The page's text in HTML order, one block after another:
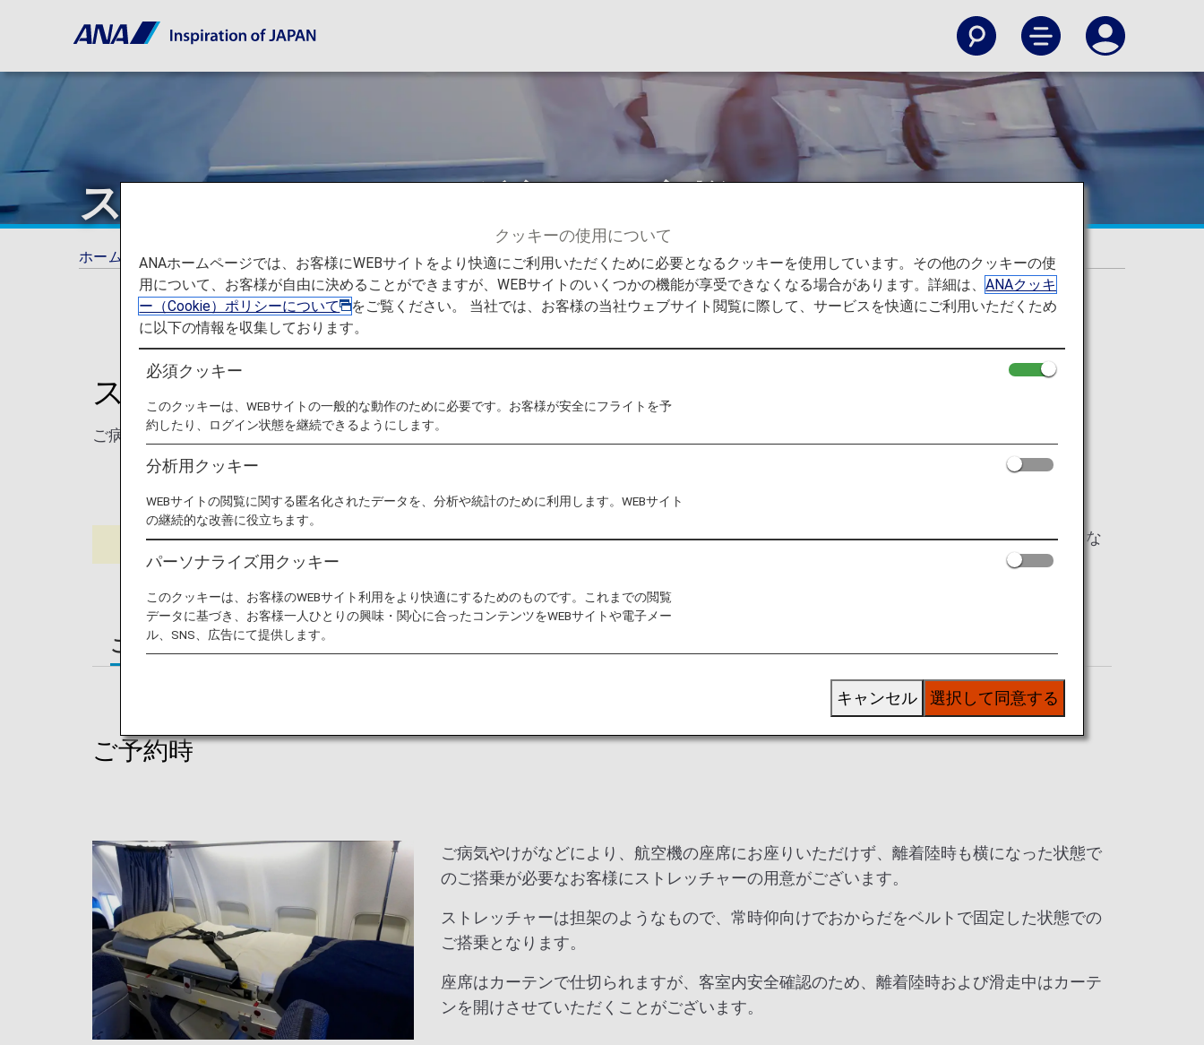
ストレッチャーをご希望のお客様
ホーム ご旅行の準備 お手伝いが必要なお客様へのご案内 病気やけがのあるお客様 ストレッチャーをご希望のお客様
ストレッチャーをご希望のお客様
ご病気やけがなどにより、離着陸時も横になった状態でのご搭乗が必要なお客様へストレッチャーのご案内です。
「日本国内線」「国際線」アイコンの記載がある項目は、日本国内線と国際線で内容が異な
ります。アイコンの記載がない項目は、日本国内線と国際線で同様の内容となります。
ご予約時 ご搭乗時
ご予約時
ご病気やけがなどにより、航空機の座席にお座りいただけず、離着陸時も横になった状態で
のご搭乗が必要なお客様にストレッチャーの用意がございます。
ストレッチャーは担架のようなもので、常時仰向けでおからだをベルトで固定した状態での
ご搭乗となります。
座席はカーテンで仕切られますが、客室内安全確認のため、離着陸時および滑走中はカーテ
ンを開けさせていただくことがございます。
クッキーの使用について
ANAホームページでは、お客様にWEBサイトをより快適にご利用いただくために必要となるクッキーを使用しています。その他のクッキーの使
用について、お客様が自由に決めることができますが、WEBサイトのいくつかの機能が享受できなくなる場合があります。詳細は、ANAクッキ
ー（Cookie）ポリシーについて
をご覧ください。 当社では、お客様の当社ウェブサイト閲覧に際して、サービスを快適にご利用いただくため
に以下の情報を収集しております。
必須クッキー
このクッキーは、WEBサイトの一般的な動作のために必要です。お客様が安全にフライトを予
約したり、ログイン状態を継続できるようにします。
分析用クッキー
WEBサイトの閲覧に関する匿名化されたデータを、分析や統計のために利用します。WEBサイト
の継続的な改善に役立ちます。
パーソナライズ用クッキー
このクッキーは、お客様のWEBサイト利用をより快適にするためのものです。これまでの閲覧
データに基づき、お客様一人ひとりの興味・関心に合ったコンテンツをWEBサイトや電子メー
ル、SNS、広告にて提供します。
選択して同意する
キャンセル